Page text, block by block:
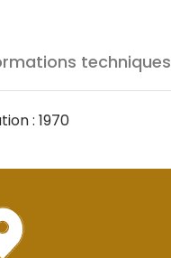
techniques
: 1970